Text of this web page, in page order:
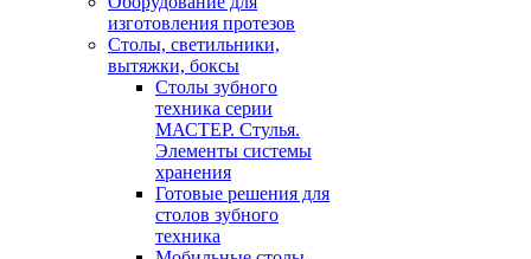
изготовления протезов
Cтолы, светильники,
вытяжки, боксы
Столы зубного
техника серии
МАСТЕР. Стулья.
Элементы системы
хранения
Готовые решения для
столов зубного
техника